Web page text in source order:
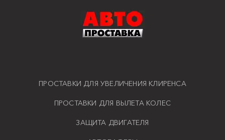
ПРОСТАВКИ ДЛЯ УВЕЛИЧЕНИЯ КЛИРЕНСА
ПРОСТАВКИ ДЛЯ ВЫЛЕТА КОЛЕС
ЗАЩИТА ДВИГАТЕЛЯ